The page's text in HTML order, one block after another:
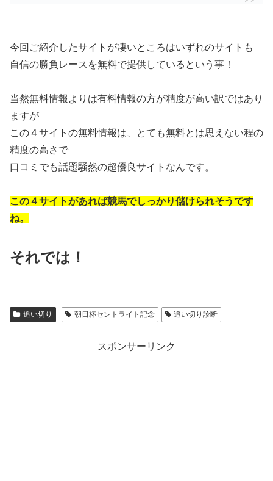
今回ご紹介したサイトが凄いところはいずれのサイトも
自信の勝負レースを無料で提供しているという事！
当然無料情報よりは有料情報の方が精度が高い訳ではあり
ますが
この４サイトの無料情報は、とても無料とは思えない程の
精度の高さで
口コミでも話題騒然の超優良サイトなんです。
この４サイトがあれば競馬でしっかり儲けられそうです
ね。
それでは！
追い切り 朝日杯セントライト記念 追い切り診断
スポンサーリンク